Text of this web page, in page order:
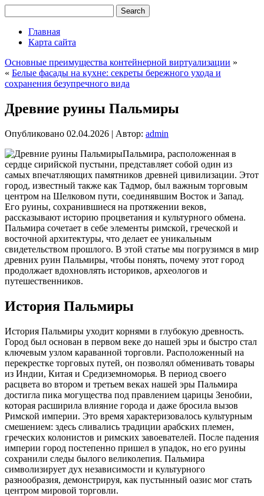
Главная
Карта сайта
Основные преимущества контейнерной виртуализации »
« Белые фасады на кухне: секреты бережного ухода и
сохранения безупречного вида
Древние руины Пальмиры
Опубликовано 02.04.2026 | Автор: admin
Пальмира, расположенная в
сердце сирийской пустыни, представляет собой один из
самых впечатляющих памятников древней цивилизации. Этот
город, известный также как Тадмор, был важным торговым
центром на Шелковом пути, соединявшим Восток и Запад.
Его руины, сохранившиеся на протяжении веков,
рассказывают историю процветания и культурного обмена.
Пальмира сочетает в себе элементы римской, греческой и
восточной архитектуры, что делает ее уникальным
свидетельством прошлого. В этой статье мы погрузимся в мир
древних руин Пальмиры, чтобы понять, почему этот город
продолжает вдохновлять историков, археологов и
путешественников.
История Пальмиры
История Пальмиры уходит корнями в глубокую древность.
Город был основан в первом веке до нашей эры и быстро стал
ключевым узлом караванной торговли. Расположенный на
перекрестке торговых путей, он позволял обменивать товары
из Индии, Китая и Средиземноморья. В период своего
расцвета во втором и третьем веках нашей эры Пальмира
достигла пика могущества под правлением царицы Зенобии,
которая расширила влияние города и даже бросила вызов
Римской империи. Это время характеризовалось культурным
смешением: здесь сливались традиции арабских племен,
греческих колонистов и римских завоевателей. После падения
империи город постепенно пришел в упадок, но его руины
сохранили следы былого великолепия. Пальмира
символизирует дух независимости и культурного
разнообразия, демонстрируя, как пустынный оазис мог стать
центром мировой торговли.